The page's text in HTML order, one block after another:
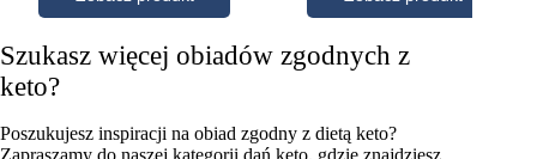
Szukasz więcej obiadów zgodnych z
keto?
Poszukujesz inspiracji na obiad zgodny z dietą keto?
Zapraszamy do naszej kategorii dań keto, gdzie znajdziesz